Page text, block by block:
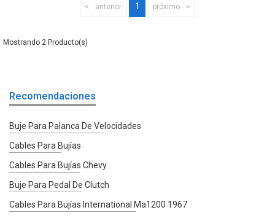
anterior 1 próximo
2
Recomendaciones
Buje Para Palanca De Velocidades
Cables Para Bujías
Cables Para Bujías Chevy
Buje Para Pedal De Clutch
Cables Para Bujías International Ma1200 1967